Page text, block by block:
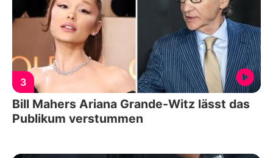
3
Bill Mahers Ariana Grande-Witz lässt das
Publikum verstummen